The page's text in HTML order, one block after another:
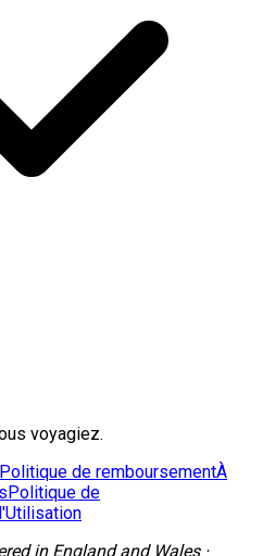
voyagiez.
Politique de remboursementÀ
Politique de
in England and Wales·